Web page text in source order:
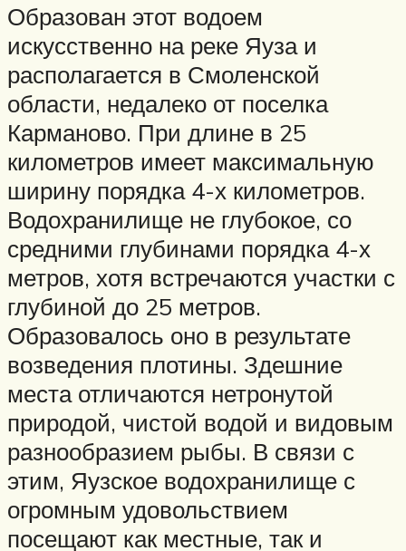
Образован этот водоем
искусственно на реке Яуза и
располагается в Смоленской
области, недалеко от поселка
Карманово. При длине в 25
километров имеет максимальную
ширину порядка 4-х километров.
Водохранилище не глубокое, со
средними глубинами порядка 4-х
метров, хотя встречаются участки с
глубиной до 25 метров.
Образовалось оно в результате
возведения плотины. Здешние
места отличаются нетронутой
природой, чистой водой и видовым
разнообразием рыбы. В связи с
этим, Яузское водохранилище с
огромным удовольствием
посещают как местные, так и